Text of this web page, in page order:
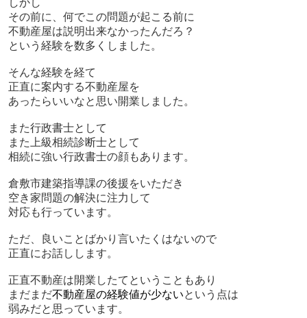
しかし
その前に、何でこの問題が起こる前に
不動産屋は説明出来なかったんだろ？
という経験を数多くしました。
そんな経験を経て
正直に案内する不動産屋を
あったらいいなと思い開業しました。
また行政書士として
また上級相続診断士として
相続に強い行政書士の顔もあります。
倉敷市建築指導課の後援をいただき
空き家問題の解決に注力して
対応も行っています。
ただ、良いことばかり言いたくはないので
正直にお話しします。
正直不動産は開業したてということもあり
まだまだ不動産屋の経験値が少ないという点は
弱みだと思っています。